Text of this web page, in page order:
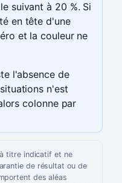
suivant à 20 %. Si
en tête d'une
et la couleur ne
l'absence de
n'est
colonne par
titre indicatif et ne
de résultat ou de
des aléas